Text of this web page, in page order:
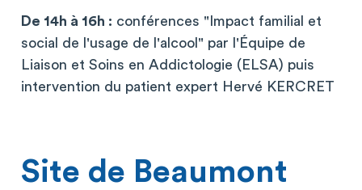
De 14h à 16h : conférences "Impact familial et
social de l'usage de l'alcool" par l'Équipe de
Liaison et Soins en Addictologie (ELSA) puis
intervention du patient expert Hervé KERCRET
Site de Beaumont